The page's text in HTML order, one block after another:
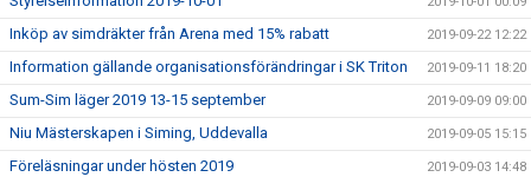
Inköp av simdräkter från Arena med 15% rabatt 2019-09-22 12:22
Information gällande organisationsförändringar i SK Triton 2019-09-11 18:20
Sum-Sim läger 2019 13-15 september 2019-09-09 09:00
Niu Mästerskapen i Siming, Uddevalla 2019-09-05 15:15
Föreläsningar under hösten 2019 2019-09-03 14:48